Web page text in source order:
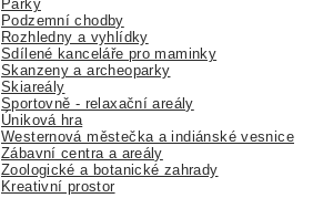
Parky
Podzemní chodby
Rozhledny a vyhlídky
Sdílené kanceláře pro maminky
Skanzeny a archeoparky
Skiareály
Sportovně - relaxační areály
Úniková hra
Westernová městečka a indiánské vesnice
Zábavní centra a areály
Zoologické a botanické zahrady
Kreativní prostor